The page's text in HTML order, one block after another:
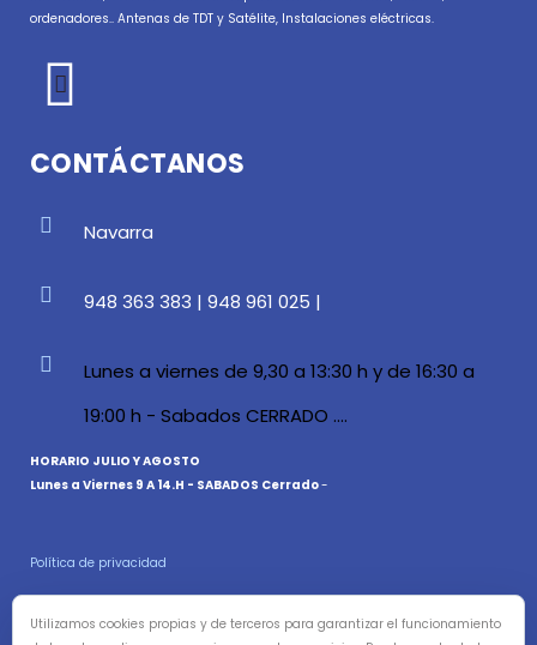
ordenadores.. Antenas de TDT y Satélite, Instalaciones eléctricas.
CONTÁCTANOS
Navarra
948 363 383 | 948 961 025 |
Lunes a viernes de 9,30 a 13:30 h y de 16:30 a
19:00 h - Sabados CERRADO ....
HORARIO JULIO Y AGOSTO
Lunes a Viernes 9 A 14.H - SABADOS Cerrado-
Política de privacidad
Utilizamos cookies propias y de terceros para garantizar el funcionamiento